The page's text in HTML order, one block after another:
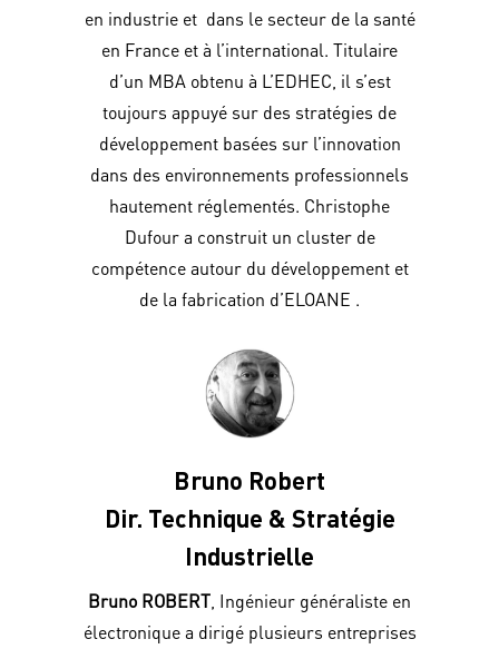
en industrie et dans le secteur de la santé
en France et à l’international. Titulaire
d’un MBA obtenu à L’EDHEC, il s’est
toujours appuyé sur des stratégies de
développement basées sur l’innovation
dans des environnements professionnels
hautement réglementés. Christophe
Dufour a construit un cluster de
compétence autour du développement et
de la fabrication d’ELOANE .
Bruno Robert
Dir. Technique & Stratégie
Industrielle
Bruno ROBERT , Ingénieur généraliste en
électronique a dirigé plusieurs entreprises